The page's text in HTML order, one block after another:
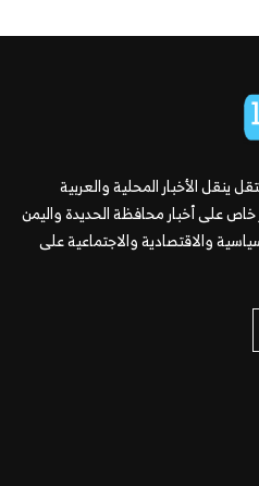
ينقل الأخبار المحلية والعربية
على أخبار محافظة الحديدة واليمن
والاقتصادية والاجتماعية على